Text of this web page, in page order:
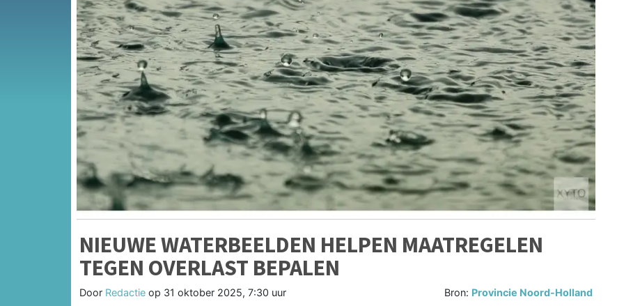
NIEUWE WATERBEELDEN HELPEN MAATREGELEN
TEGEN OVERLAST BEPALEN
Door Redactie op 31 oktober 2025, 7:30 uur Bron: Provincie Noord-Holland